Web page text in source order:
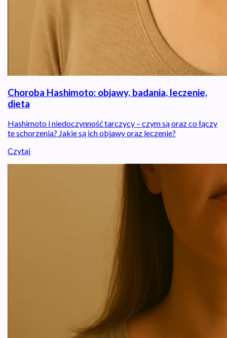
Choroba Hashimoto: objawy, badania, leczenie,
dieta
Hashimoto i niedoczynność tarczycy – czym są oraz co łączy
te schorzenia? Jakie są ich objawy oraz leczenie?
Czytaj